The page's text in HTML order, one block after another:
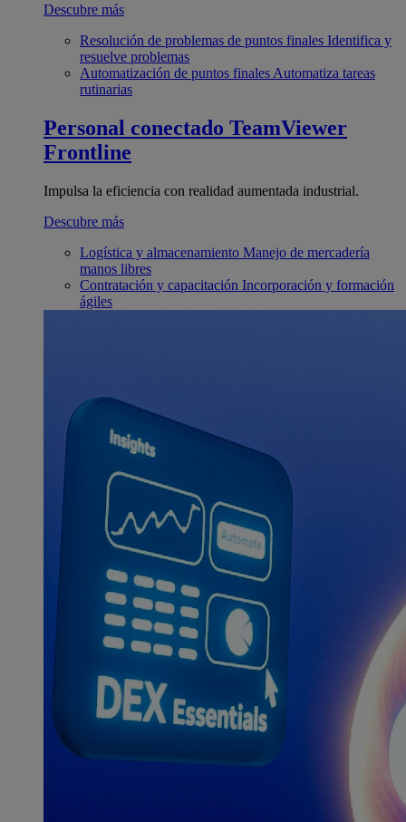
Descubre más
Resolución de problemas de puntos finales Identifica y
resuelve problemas
Automatización de puntos finales Automatiza tareas
rutinarias
Personal conectado TeamViewer
Frontline
Impulsa la eficiencia con realidad aumentada industrial.
Descubre más
Logística y almacenamiento Manejo de mercadería
manos libres
Contratación y capacitación Incorporación y formación
ágiles